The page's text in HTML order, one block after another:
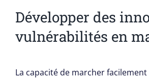
Développer des
vulnérabilités en
La capacité de marcher